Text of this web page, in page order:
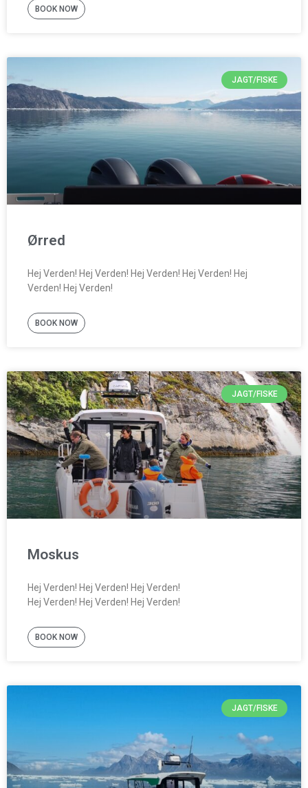
BOOK NOW
JAGT/FISKE
Ørred
Hej Verden! Hej Verden! Hej Verden! Hej Verden! Hej
Verden! Hej Verden!
BOOK NOW
JAGT/FISKE
Moskus
Hej Verden! Hej Verden! Hej Verden!
Hej Verden! Hej Verden! Hej Verden!
BOOK NOW
JAGT/FISKE